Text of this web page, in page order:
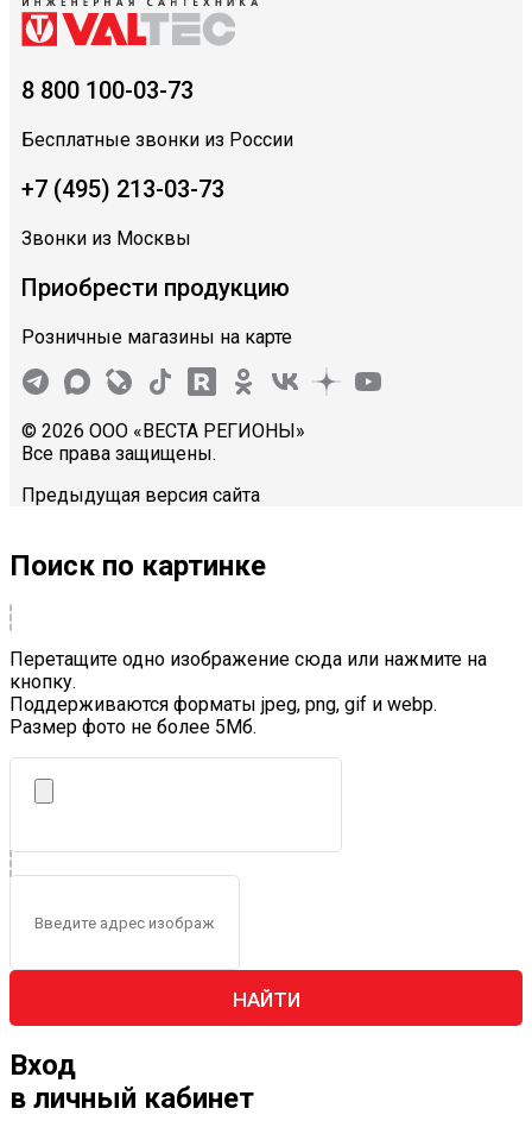
8 800 100-03-73
Бесплатные звонки из России
+7 (495) 213-03-73
Звонки из Москвы
Приобрести продукцию
Розничные магазины на карте
© 2026 ООО «ВЕСТА РЕГИОНЫ»
Все права защищены.
Предыдущая версия сайта
Поиск по картинке
Перетащите одно изображение сюда или нажмите на
кнопку.
Поддерживаются форматы jpeg, png, gif и webp.
Размер фото не более 5Mб.
НАЙТИ
Вход
в личный кабинет